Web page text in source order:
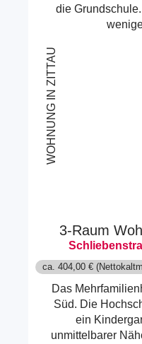
die
WOHNUNG IN ZITTAU
3-Raum
ca. 404,00 €
Das
Süd. Die
ein
unmittelbarer